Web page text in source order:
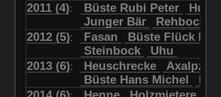
2011 (4): Büste Rubi Peter
Junger Bär
2012 (5): Fasan
Büste Flück
Steinbock
Uhu
2013 (6): Heuschrecke
Büste Hans Michel